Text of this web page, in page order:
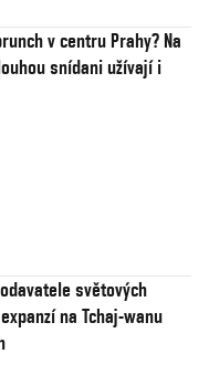
v centru Prahy? Na
snídani užívají i
světových
na Tchaj-wanu